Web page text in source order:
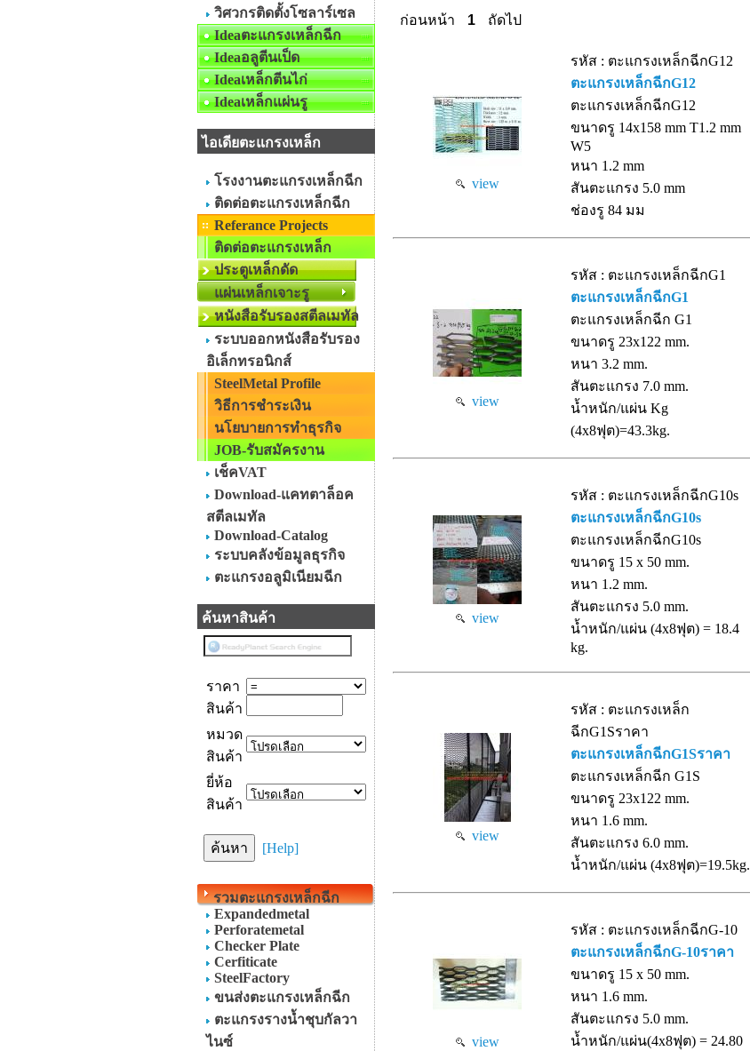
วิศวกรติดตั้งโซลาร์เซล
Ideaตะแกรงเหล็กฉีก
Ideaอลูตีนเป็ด
Ideaเหล็กตีนไก่
Ideaเหล็กแผ่นรู
ไอเดียตะแกรงเหล็ก
โรงงานตะแกรงเหล็กฉีก
ติดต่อตะแกรงเหล็กฉีก
Referance Projects
ติดต่อตะแกรงเหล็ก
ประตูเหล็กดัด
แผ่นเหล็กเจาะรู
หนังสือรับรองสตีลเมทัล
ระบบออกหนังสือรับรอง
อิเล็กทรอนิกส์
SteelMetal Profile
วิธีการชำระเงิน
นโยบายการทำธุรกิจ
JOB-รับสมัครงาน
เช็คVAT
Download-แคทตาล็อค
สตีลเมทัล
Download-Catalog
ระบบคลังข้อมูลธุรกิจ
ตะแกรงอลูมิเนียมฉีก
ค้นหาสินค้า
ราคา
สินค้า
หมวด
สินค้า
ยี่ห้อ
สินค้า
[Help]
รวมตะแกรงเหล็กฉีก
Expandedmetal
Perforatemetal
Checker Plate
Cerfiticate
SteelFactory
ขนส่งตะแกรงเหล็กฉีก
ตะแกรงรางน้ำชุบกัลวา
ไนซ์
ก่อนหน้า 1 ถัดไป
view
รหัส : ตะแกรงเหล็กฉีกG12
ตะแกรงเหล็กฉีกG12
ตะแกรงเหล็กฉีกG12
ขนาดรู 14x158 mm T1.2 mm
W5
หนา 1.2 mm
สันตะแกรง 5.0 mm
ช่องรู 84 มม
view
รหัส : ตะแกรงเหล็กฉีกG1
ตะแกรงเหล็กฉีกG1
ตะแกรงเหล็กฉีก G1
ขนาดรู 23x122 mm.
หนา 3.2 mm.
สันตะแกรง 7.0 mm.
น้ำหนัก/แผ่น Kg
(4x8ฟุต)=43.3kg.
view
รหัส : ตะแกรงเหล็กฉีกG10s
ตะแกรงเหล็กฉีกG10s
ตะแกรงเหล็กฉีกG10s
ขนาดรู 15 x 50 mm.
หนา 1.2 mm.
สันตะแกรง 5.0 mm.
น้ำหนัก/แผ่น (4x8ฟุต) = 18.4
kg.
view
รหัส : ตะแกรงเหล็ก
ฉีกG1Sราคา
ตะแกรงเหล็กฉีกG1Sราคา
ตะแกรงเหล็กฉีก G1S
ขนาดรู 23x122 mm.
หนา 1.6 mm.
สันตะแกรง 6.0 mm.
น้ำหนัก/แผ่น (4x8ฟุต)=19.5kg.
view
รหัส : ตะแกรงเหล็กฉีกG-10
ตะแกรงเหล็กฉีกG-10ราคา
ขนาดรู 15 x 50 mm.
หนา 1.6 mm.
สันตะแกรง 5.0 mm.
น้ำหนัก/แผ่น(4x8ฟุต) = 24.80